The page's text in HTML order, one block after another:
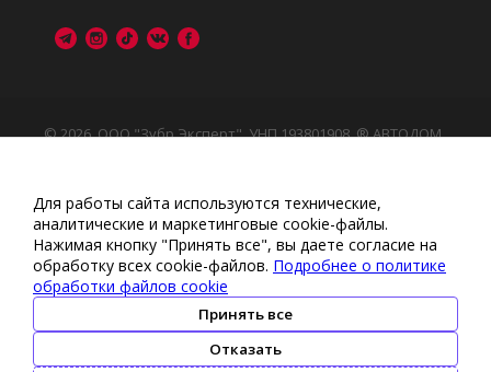
© 2026, ООО "Зубр Эксперт", УНП 193801908. ® АВТОДОМ
сайт носит исключительно информационный характер
Любое использование либо копирование материалов
или подборки материалов сайта, элементов дизайна и
оформления запрещено
Политика обработки персональных данных
обработки файлов cookie•Политика видеонаблюдения
•Условия обработки персональных данных
Для работы сайта используются технические,
аналитические и маркетинговые сооkіе-файлы.
Нажимая кнопку "Принять все", вы даете согласие на
обработку всех cookie-файлов. Подробнее о политике
обработки файлов cookie
Принять все
Отказать